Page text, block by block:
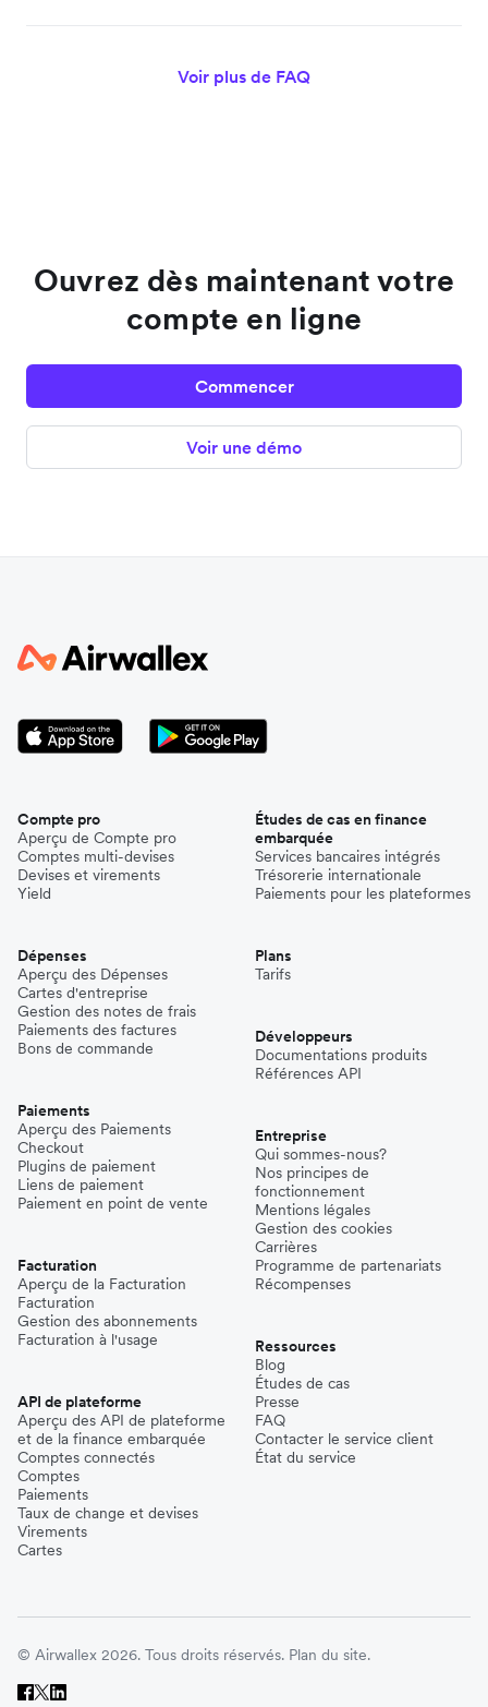
Voir plus de FAQ
Ouvrez dès maintenant votre
compte en ligne
Commencer
Voir une démo
Compte pro
Aperçu de Compte pro
Comptes multi-devises
Devises et virements
Yield
Dépenses
Aperçu des Dépenses
Cartes d'entreprise
Gestion des notes de frais
Paiements des factures
Bons de commande
Paiements
Aperçu des Paiements
Checkout
Plugins de paiement
Liens de paiement
Paiement en point de vente
Facturation
Aperçu de la Facturation
Facturation
Gestion des abonnements
Facturation à l'usage
API de plateforme
Aperçu des API de plateforme
et de la finance embarquée
Comptes connectés
Comptes
Paiements
Taux de change et devises
Virements
Cartes
Études de cas en finance
embarquée
Services bancaires intégrés
Trésorerie internationale
Paiements pour les plateformes
Plans
Tarifs
Développeurs
Documentations produits
Références API
Entreprise
Qui sommes-nous?
Nos principes de
fonctionnement
Mentions légales
Gestion des cookies
Carrières
Programme de partenariats
Récompenses
Ressources
Blog
Études de cas
Presse
FAQ
Contacter le service client
État du service
© Airwallex 2026. Tous droits réservés. Plan du site.